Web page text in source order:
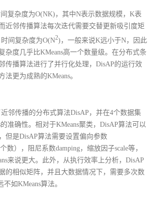
复杂度为O(NK)，其中N表示数据规模，K表
近邻传播算法每次迭代需要交替更新吸引度矩
间复杂度为O(N2) ，一般来说K远小于N，因此
杂度几乎比KMeans高一个数量级。在分布式条
传播算法进行了并行化处理，DisAP的运行效
更为成熟的KMeans。
邻传播的分布式算法DisAP，并在4个数据集
准确性。相对于KMeans聚类，DisAP算法可以
但是DisAP算法需要设置偏向参数
数），阻尼系数damping，缩放因子scale等，
来说更大。此外，从执行效率上分析，DisAP
的相似矩阵，并且大数据情况下，需要多次数
如KMeans算法。